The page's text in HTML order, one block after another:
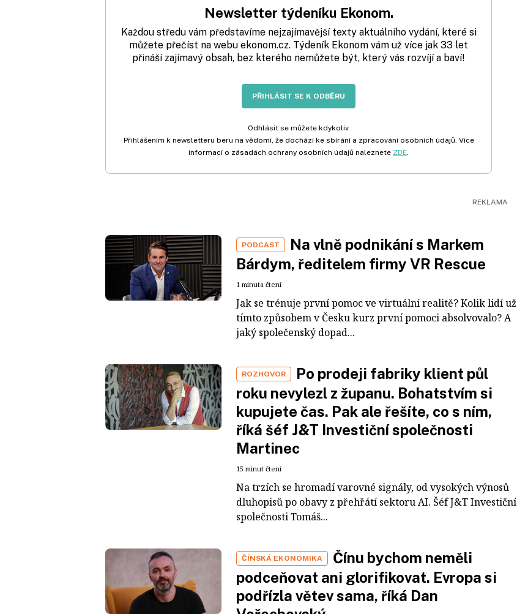
Newsletter týdeníku Ekonom.
Každou středu vám představíme nejzajímavější texty aktuálního vydání, které si
můžete přečíst na webu ekonom.cz. Týdeník Ekonom vám už více jak 33 let
přináší zajímavý obsah, bez kterého nemůžete být, který vás rozvíjí a baví!
PŘIHLÁSIT SE K ODBĚRU
Odhlásit se můžete kdykoliv.
Přihlášením k newsletteru beru na vědomí, že dochází ke sbírání a zpracování osobních údajů. Více
informací o zásadách ochrany osobních údajů naleznete ZDE.
PODCAST
Na vlně podnikání s Markem
Bárdym, ředitelem firmy VR Rescue
1 minuta čtení
Jak se trénuje první pomoc ve virtuální realitě? Kolik lidí už
tímto způsobem v Česku kurz první pomoci absolvovalo? A
jaký společenský dopad...
ROZHOVOR
Po prodeji fabriky klient půl
roku nevylezl z županu. Bohatstvím si
kupujete čas. Pak ale řešíte, co s ním,
říká šéf J&T Investiční společnosti
Martinec
15 minut čtení
Na trzích se hromadí varovné signály, od vysokých výnosů
dluhopisů po obavy z přehřátí sektoru AI. Šéf J&T Investiční
společnosti Tomáš...
ČÍNSKÁ EKONOMIKA
Čínu bychom neměli
podceňovat ani glorifikovat. Evropa si
podřízla větev sama, říká Dan